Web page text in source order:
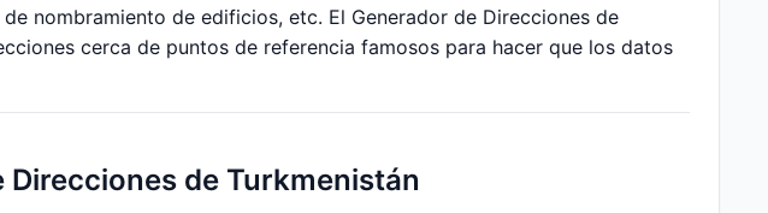
nombramiento de edificios, etc. El Generador de Direcciones de
cerca de puntos de referencia famosos para hacer que los datos
de Turkmenistán